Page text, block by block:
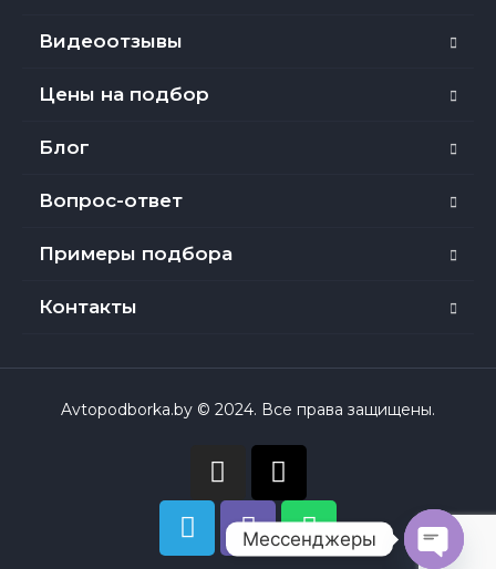
Видеоотзывы
Цены на подбор
Блог
Вопрос-ответ
Примеры подбора
Контакты
Avtopodborka.by © 2024. Все права защищены.
Мессенджеры